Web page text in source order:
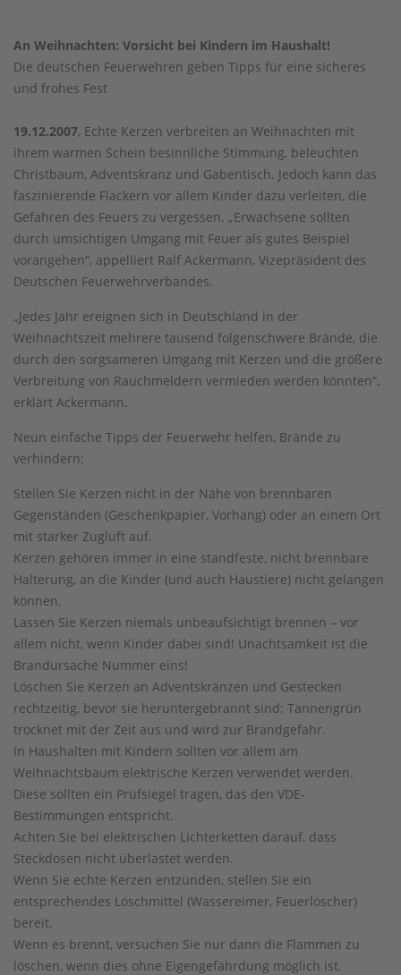
An Weihnachten: Vorsicht bei Kindern im Haushalt!
Die deutschen Feuerwehren geben Tipps für eine sicheres
und frohes Fest
19.12.2007, Echte Kerzen verbreiten an Weihnachten mit
ihrem warmen Schein besinnliche Stimmung, beleuchten
Christbaum, Adventskranz und Gabentisch. Jedoch kann das
faszinierende Flackern vor allem Kinder dazu verleiten, die
Gefahren des Feuers zu vergessen. „Erwachsene sollten
durch umsichtigen Umgang mit Feuer als gutes Beispiel
vorangehen“, appelliert Ralf Ackermann, Vizepräsident des
Deutschen Feuerwehrverbandes.
„Jedes Jahr ereignen sich in Deutschland in der
Weihnachtszeit mehrere tausend folgenschwere Brände, die
durch den sorgsameren Umgang mit Kerzen und die größere
Verbreitung von Rauchmeldern vermieden werden könnten“,
erklärt Ackermann.
Neun einfache Tipps der Feuerwehr helfen, Brände zu
verhindern:
Stellen Sie Kerzen nicht in der Nähe von brennbaren
Gegenständen (Geschenkpapier, Vorhang) oder an einem Ort
mit starker Zugluft auf.
Kerzen gehören immer in eine standfeste, nicht brennbare
Halterung, an die Kinder (und auch Haustiere) nicht gelangen
können.
Lassen Sie Kerzen niemals unbeaufsichtigt brennen – vor
allem nicht, wenn Kinder dabei sind! Unachtsamkeit ist die
Brandursache Nummer eins!
Löschen Sie Kerzen an Adventskränzen und Gestecken
rechtzeitig, bevor sie heruntergebrannt sind: Tannengrün
trocknet mit der Zeit aus und wird zur Brandgefahr.
In Haushalten mit Kindern sollten vor allem am
Weihnachtsbaum elektrische Kerzen verwendet werden.
Diese sollten ein Prüfsiegel tragen, das den VDE-
Bestimmungen entspricht.
Achten Sie bei elektrischen Lichterketten darauf, dass
Steckdosen nicht überlastet werden.
Wenn Sie echte Kerzen entzünden, stellen Sie ein
entsprechendes Löschmittel (Wassereimer, Feuerlöscher)
bereit.
Wenn es brennt, versuchen Sie nur dann die Flammen zu
löschen, wenn dies ohne Eigengefährdung möglich ist.